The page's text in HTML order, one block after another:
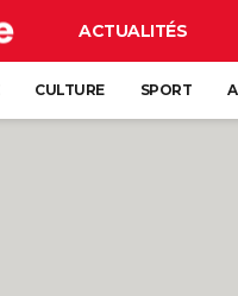
ACTUALITÉS
CULTURE SPORT